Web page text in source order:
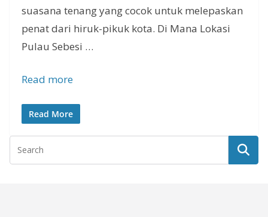
suasana tenang yang cocok untuk melepaskan
penat dari hiruk-pikuk kota. Di Mana Lokasi
Pulau Sebesi …
Read more
Read More